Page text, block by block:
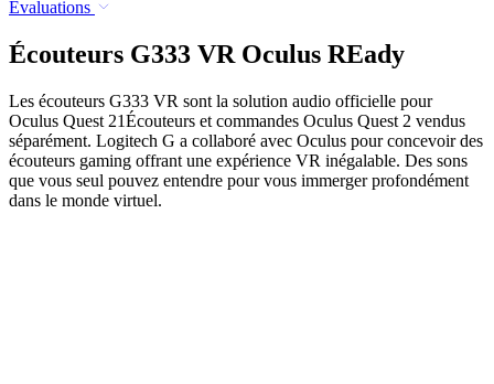
Évaluations
Écouteurs G333 VR Oculus REady
Les écouteurs G333 VR sont la solution audio officielle pour
Oculus Quest 21Écouteurs et commandes Oculus Quest 2 vendus
séparément. Logitech G a collaboré avec Oculus pour concevoir des
écouteurs gaming offrant une expérience VR inégalable. Des sons
que vous seul pouvez entendre pour vous immerger profondément
dans le monde virtuel.